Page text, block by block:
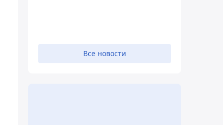
Все новости